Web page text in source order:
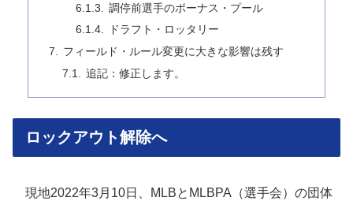
調停前選手のボーナス・プール
ドラフト・ロッタリー
フィールド・ルール変更に大きな影響は残す
追記：修正します。
ロックアウト解除へ
現地2022年3月10日、MLBとMLBPA（選手会）の団体